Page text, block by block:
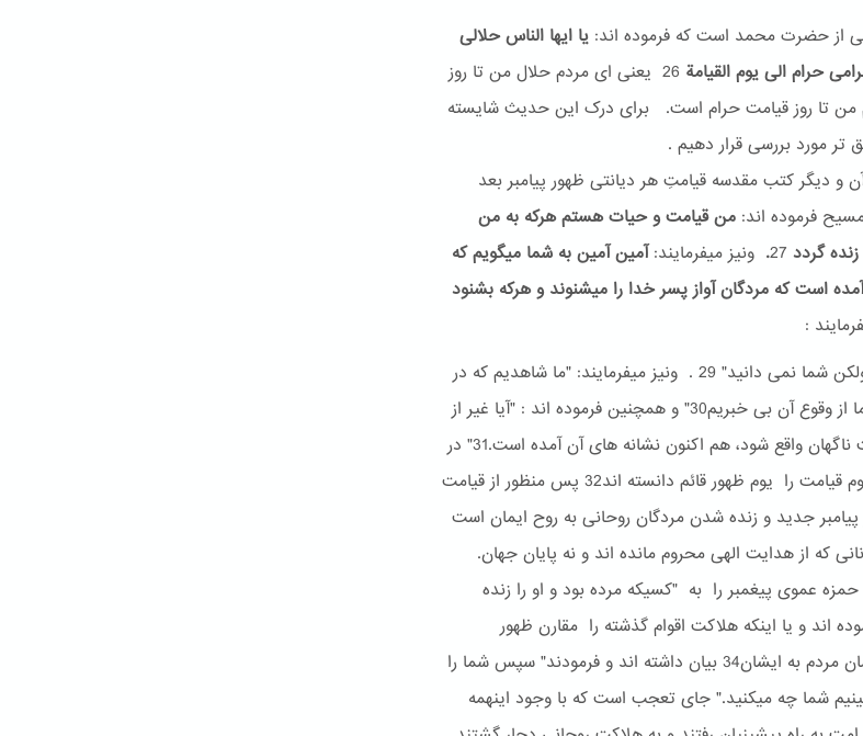
از حضرت محمد است که فرموده اند: یا ایها الناس حلالی
حرام الی یوم القیامة 26 یعنی ای مردم حلال من تا روز
تا روز قیامت حرام است. برای درک این حدیث شایسته
تر مورد بررسی قرار دهیم .
و دیگر کتب مقدسه قیامتِ هر دیانتی ظهور پیامبر بعد
فرموده اند: من قیامت و حیات هستم هرکه به من
گردد 27
. ونیز میفرمایند:آمین آمین به شما میگویم که
است که مردگان آواز پسر خدا را میشنوند و هرکه بشنود
"امروز روز رستاخیز است ولکن شما نمی دانید" 29 . ونیز میفرمایند: "ما شاهدیم که در
روز قیامت خواهید گفت ما از وقوع آن بی خبریم30" و همچنین فرموده اند : "آیا غیر از
این انتظار دارند که قیامت ناگهان واقع شود، هم اکنون نشانه های آن آمده است.31" در
احادیث نیز بطور اخص یوم قیامت را یوم ظهور قائم دانسته اند32 پس منظور از قیامت
پیامبر جدید و زنده شدن مردگان روحانی به روح ایمان است
که از هدایت الهی محروم مانده اند و نه پایان جهان.
حمزه عموی پیغمبر را به "کسیکه مرده بود و او را زنده
نموده اند و یا اینکه هلاکت اقوام گذشته را مقارن ظهور
پیامبران و ظلم و عدم ایمان مردم به ایشان34 بیان داشته اند و فرمودند" سپس شما را
شما چه میکنید." جای تعجب است که با وجود اینهمه